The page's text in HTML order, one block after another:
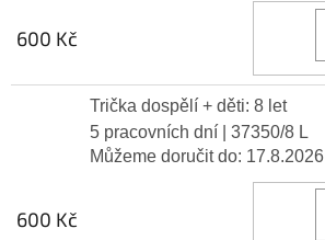
600 Kč
Trička dospělí + děti: 8 let
5 pracovních dní
| 37350/8 L
Můžeme doručit do: 17.8.2026
600 Kč